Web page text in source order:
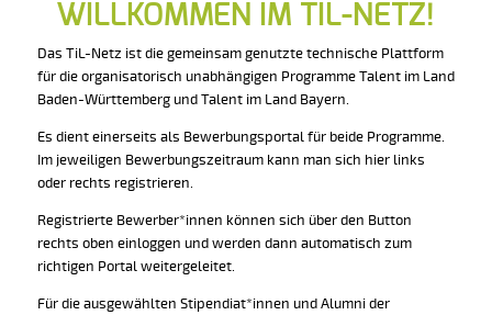
WILLKOMMEN IM TIL-NETZ!
Das TiL-Netz ist die gemeinsam genutzte technische Plattform
für die organisatorisch unabhängigen Programme Talent im Land
Baden-Württemberg und Talent im Land Bayern.
Es dient einerseits als Bewerbungsportal für beide Programme.
Im jeweiligen Bewerbungszeitraum kann man sich hier links
oder rechts registrieren.
Registrierte Bewerber*innen können sich über den Button
rechts oben einloggen und werden dann automatisch zum
richtigen Portal weitergeleitet.
Für die ausgewählten Stipendiat*innen und Alumni der